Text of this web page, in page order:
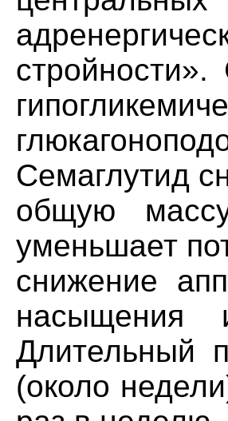
Семаглутид
общую
уменьшает
снижение
насыщения
Длительный
(около